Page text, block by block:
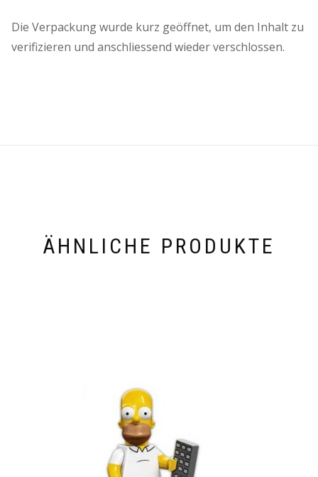
Die Verpackung wurde kurz geöffnet, um den Inhalt zu
verifizieren und anschliessend wieder verschlossen.
ÄHNLICHE PRODUKTE